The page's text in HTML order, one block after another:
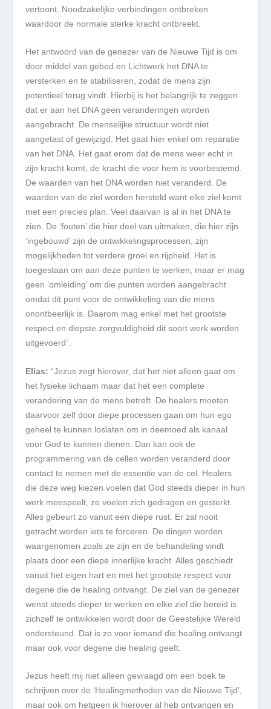
vertoont. Noodzakelijke verbindingen ontbreken
waardoor de normale sterke kracht ontbreekt.
Het antwoord van de genezer van de Nieuwe Tijd is om
door middel van gebed en Lichtwerk het DNA te
versterken en te stabiliseren, zodat de mens zijn
potentieel terug vindt. Hierbij is het belangrijk te zeggen
dat er aan het DNA geen veranderingen worden
aangebracht. De menselijke structuur wordt niet
aangetast of gewijzigd. Het gaat hier enkel om reparatie
van het DNA. Het gaat erom dat de mens weer echt in
zijn kracht komt, de kracht die voor hem is voorbestemd.
De waarden van het DNA worden niet veranderd. De
waarden van de ziel worden hersteld want elke ziel komt
met een precies plan. Veel daarvan is al in het DNA te
zien. De ‘fouten’ die hier deel van uitmaken, die hier zijn
‘ingebouwd’ zijn de ontwikkelingsprocessen, zijn
mogelijkheden tot verdere groei en rijpheid. Het is
toegestaan om aan deze punten te werken, maar er mag
geen ‘omleiding’ om die punten worden aangebracht
omdat dit punt voor de ontwikkeling van die mens
onontbeerlijk is. Daarom mag enkel met het grootste
respect en diepste zorgvuldigheid dit soort werk worden
uitgevoerd”.
Elias: “Jezus zegt hierover, dat het niet alleen gaat om
het fysieke lichaam maar dat het een complete
verandering van de mens betreft. De healers moeten
daarvoor zelf door diepe processen gaan om hun ego
geheel te kunnen loslaten om in deemoed als kanaal
voor God te kunnen dienen. Dan kan ook de
programmering van de cellen worden veranderd door
contact te nemen met de essentie van de cel. Healers
die deze weg kiezen voelen dat God steeds dieper in hun
werk meespeelt, ze voelen zich gedragen en gesterkt.
Alles gebeurt zo vanuit een diepe rust. Er zal nooit
getracht worden iets te forceren. De dingen worden
waargenomen zoals ze zijn en de behandeling vindt
plaats door een diepe innerlijke kracht. Alles geschiedt
vanuit het eigen hart en met het grootste respect voor
degene die de healing ontvangt. De ziel van de genezer
wenst steeds dieper te werken en elke ziel die bereid is
zichzelf te ontwikkelen wordt door de Geestelijke Wereld
ondersteund. Dat is zo voor iemand die healing ontvangt
maar ook voor degene die healing geeft.
Jezus heeft mij niet alleen gevraagd om een boek te
schrijven over de ‘Healingmethoden van de Nieuwe Tijd’,
maar ook om hetgeen ik hierover al heb ontvangen en